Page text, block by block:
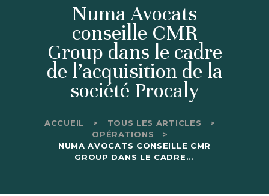
Numa Avocats
conseille CMR
Group dans le cadre
de l’acquisition de la
société Procaly
ACCUEIL
TOUS LES ARTICLES
OPÉRATIONS
NUMA AVOCATS CONSEILLE CMR
GROUP DANS LE CADRE...